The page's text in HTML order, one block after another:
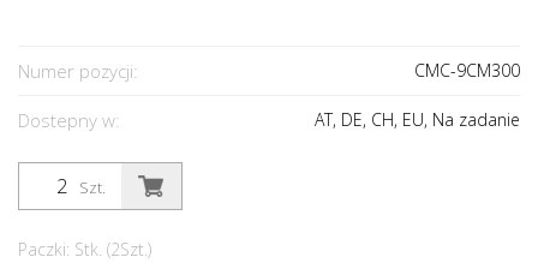
Numer pozycji: CMC-9CM300
Dostepny w: AT, DE, CH, EU, Na zadanie
Szt.
Paczki: Stk. (2Szt.)